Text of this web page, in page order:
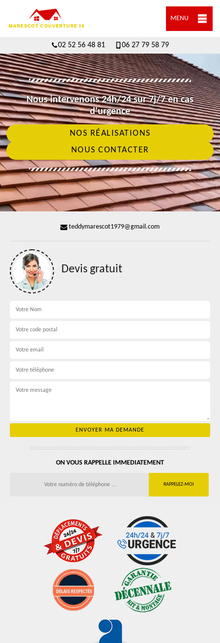
MENU
02 52 56 48 81 06 27 79 58 79
Nous intervenons 24h/24 sur 7j/7 en cas
d'urgence
NOS RÉALISATIONS
NOUS CONTACTER
teddymarescot1979@gmail.com
Devis gratuit
ON VOUS RAPPELLE IMMEDIATEMENT